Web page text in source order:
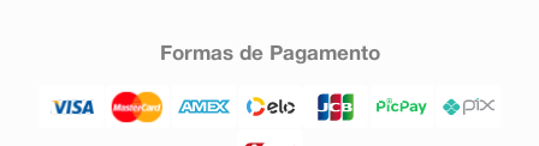
Formas de Pagamento